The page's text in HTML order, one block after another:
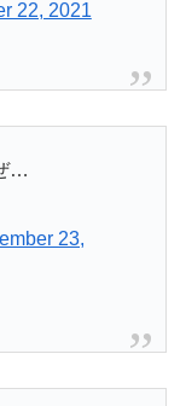
22, 2021
…
23,